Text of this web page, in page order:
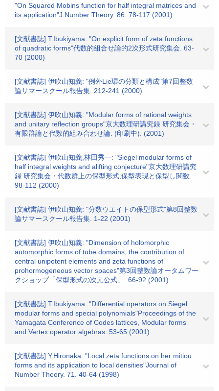
"On Squared Mobins function for half integral matrices and
its application"J.Number Theory. 86. 78-117 (2001)
[文献書誌] T.Ibukiyama: "On explicit form of zeta functions
of quadratic forms"代数的組合せ論的2次形式研究集会. 63-
70 (2000)
[文献書誌] 伊吹山知義: "例外Lie環の分類と構成"第7回整数
論サマースクール報告集. 212-241 (2000)
[文献書誌] 伊吹山知義: "Modular forms of rational weights
and unitary reflection groups"京大数理研講究録 研究集会・
有限群論と代数的組み合わせ論. (印刷中). (2001)
[文献書誌] 伊吹山知義,林田秀一: "Siegel modular forms of
half integral weights and alifting conjecture"京大数理研講究
録 研究集会・代数群上の保型形式,保型表現と保型し関数.
98-112 (2000)
[文献書誌] 伊吹山知義: "分数ウエイトの保型形式"第8回整数
論サマースクール報告集. 1-22 (2001)
[文献書誌] 伊吹山知義: "Dimension of holomorphic
automorphic forms of tube domains, the contribution of
central unipotent elements and zeta functions of
prohormogeneous vector spaces"第3回整数論オータムワー
クショップ「保型形式の次元公式」. 66-92 (2001)
[文献書誌] T.Ibukiyama: "Differential operators on Siegel
modular forms and special polynomials"Proceedings of the
Yamagata Conference of Codes lattices, Modular forms
and Vertex operator algebras. 53-65 (2001)
[文献書誌] Y.Hironaka: "Local zeta functions on her mitiou
forms and its application to local densities"Journal of
Number Theory. 71. 40-64 (1998)